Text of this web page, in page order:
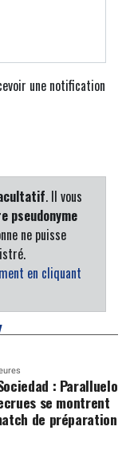
une notification
. Il vous
pseudonyme
ne puisse
en cliquant
: Paralluelo
se montrent
de préparation